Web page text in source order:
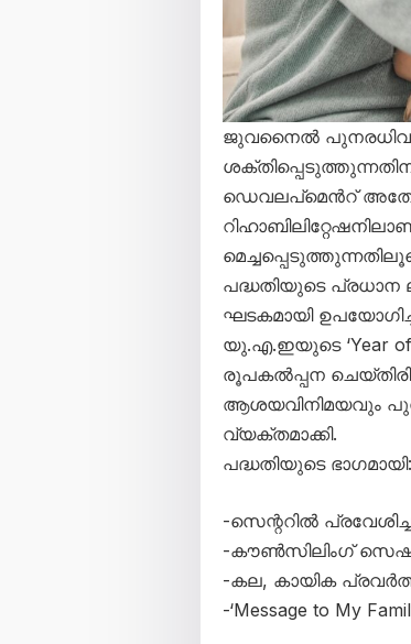
ജുവനൈൽ
ഡെവലപ്മെൻറ്
പദ്ധതിയുടെ പ്രധാന
ഘടകമായി
യു.എ.ഇയുടെ ‘Year of
രൂപകൽപ്പന
ആശയവിനിമയവും
വ്യക്തമാക്കി.
പദ്ധതിയുടെ ഭാഗമായി:
-സെന്ററിൽ
-കൗൺസിലിംഗ്
-കല, കായിക
-‘Message to My